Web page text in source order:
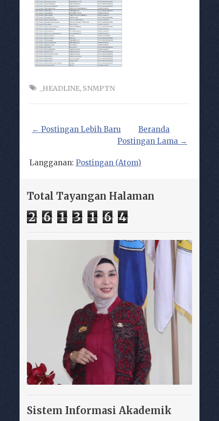
_HEADLINE, SNMPTN
← Postingan Lebih Baru
Postingan Lama →
Beranda
Langganan: Postingan (Atom)
Total Tayangan Halaman
2 6 1 3 1 6 4
Sistem Informasi Akademik